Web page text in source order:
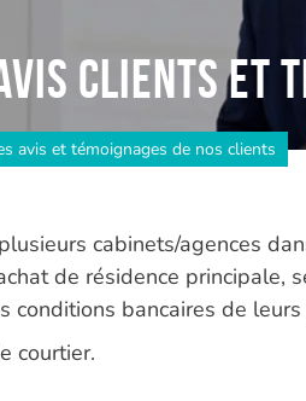
clients et
avis et témoignages de nos clients
cabinets/agences
de résidence
bancaires de
courtier.